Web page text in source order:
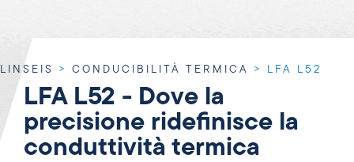
LINSEIS > CONDUCIBILITÀ TERMICA > LFA L52
LFA L52 - Dove la
precisione ridefinisce la
conduttività termica